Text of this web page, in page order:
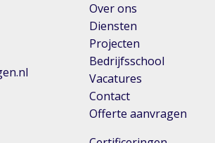
Over ons
Diensten
Projecten
Bedrijfsschool
Vacatures
Contact
Offerte aanvragen